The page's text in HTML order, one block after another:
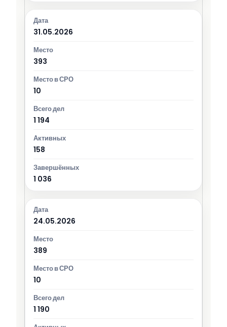
31.05.2026
393
10
1 194
158
1 036
24.05.2026
389
10
1 190